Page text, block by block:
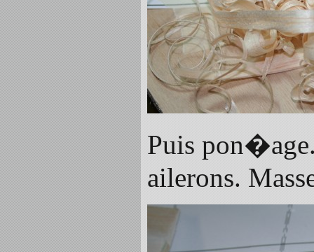
Puis
ailerons.